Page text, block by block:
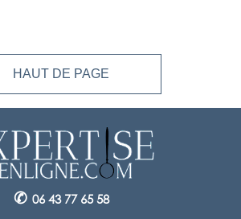
HAUT DE PAGE
✆ 06 43 77 65 58